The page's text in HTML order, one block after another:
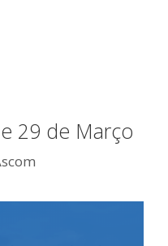
29 de Março